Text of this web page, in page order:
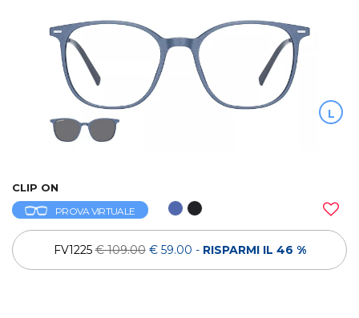
L
CLIP ON
PROVA VIRTUALE
FV1225€ 109.00 € 59.00 - RISPARMI IL 46 %